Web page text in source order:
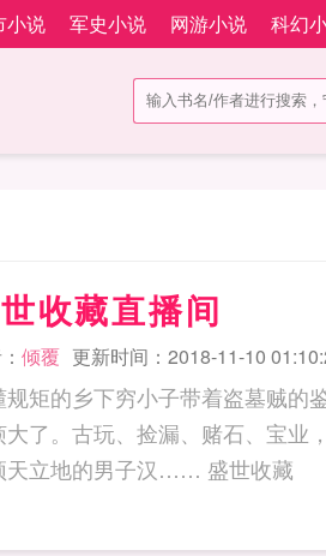
小说 军史小说 网游小说 科幻
收藏直播间
倾覆 更新时间：2018-11-10
规矩的乡下穷小子带着盗墓贼的
大了。古玩、捡漏、赌石、宝业
为顶天立地的男子汉…… 盛世收藏